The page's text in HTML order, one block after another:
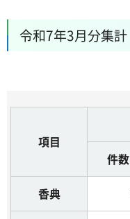
令和7年3月分集計
項目
件数
香典